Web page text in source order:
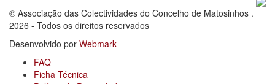
© Associação das Colectividades do Concelho de Matosinhos .
2026 - Todos os direitos reservados
Desenvolvido por Webmark
FAQ
Ficha Técnica